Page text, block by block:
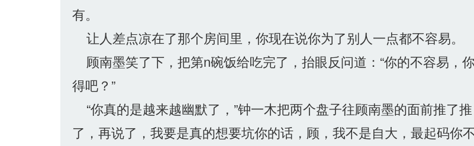
有。
让人差点凉在了那个房间里，你现在说你为了别人一点都不容易。
顾南墨笑了下，把第n碗饭给吃完了，抬眼反问道：“你的不容易，
得吧？”
“你真的是越来越幽默了，”钟一木把两个盘子往顾南墨的面前推了
了，再说了，我要是真的想要坑你的话，顾，我不是自大，最起码你